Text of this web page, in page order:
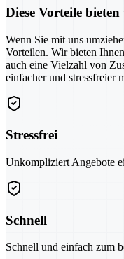
Diese Vorteile
Wenn Sie mit uns
Vorteilen. Wir bieten
auch eine Vielzahl von
einfacher und stressfreier
Stressfrei
Unkompliziert Angebote
Schnell
Schnell und einfach zum